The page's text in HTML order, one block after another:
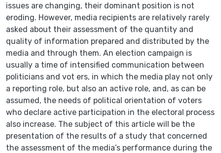
issues are changing, their dominant position is not
eroding. However, media recipients are relatively rarely
asked about their assessment of the quantity and
quality of information prepared and distributed by the
media and through them. An election campaign is
usually a time of intensified communication between
politicians and vot ers, in which the media play not only
a reporting role, but also an active role, and, as can be
assumed, the needs of political orientation of voters
who declare active participation in the electoral process
also increase. The subject of this article will be the
presentation of the results of a study that concerned
the assessment of the media’s performance during the